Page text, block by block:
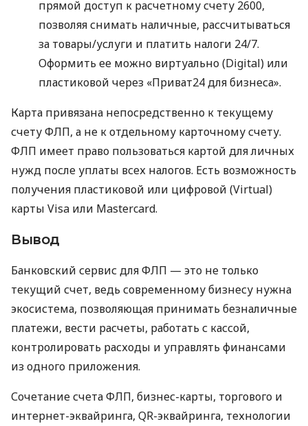
прямой доступ к расчетному счету 2600,
позволяя снимать наличные, рассчитываться
за товары/услуги и платить налоги 24/7.
Оформить ее можно виртуально (Digital) или
пластиковой через «Приват24 для бизнеса».
Карта привязана непосредственно к текущему
счету ФЛП, а не к отдельному карточному счету.
ФЛП имеет право пользоваться картой для личных
нужд после уплаты всех налогов. Есть возможность
получения пластиковой или цифровой (Virtual)
карты Visa или Mastercard.
Вывод
Банковский сервис для ФЛП — это не только
текущий счет, ведь современному бизнесу нужна
экосистема, позволяющая принимать безналичные
платежи, вести расчеты, работать с кассой,
контролировать расходы и управлять финансами
из одного приложения.
Сочетание счета ФЛП, бизнес-карты, торгового и
интернет-эквайринга, QR-эквайринга, технологии